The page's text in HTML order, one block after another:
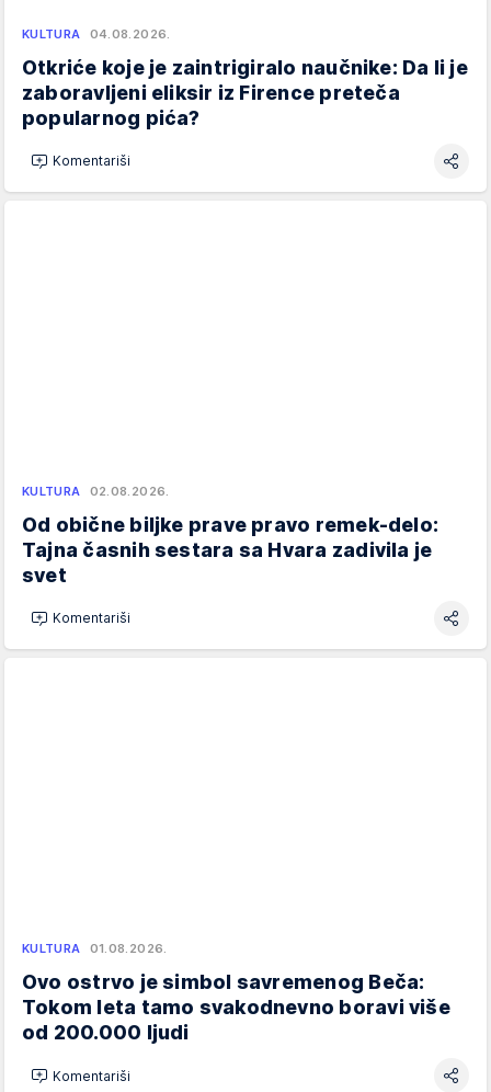
KULTURA 04.08.2026.
Otkriće koje je zaintrigiralo naučnike: Da li je
zaboravljeni eliksir iz Firence preteča
popularnog pića?
Komentariši
KULTURA 02.08.2026.
Od obične biljke prave pravo remek-delo:
Tajna časnih sestara sa Hvara zadivila je
svet
Komentariši
KULTURA 01.08.2026.
Ovo ostrvo je simbol savremenog Beča:
Tokom leta tamo svakodnevno boravi više
od 200.000 ljudi
Komentariši